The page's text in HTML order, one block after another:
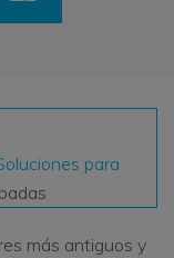
para
más antiguos y